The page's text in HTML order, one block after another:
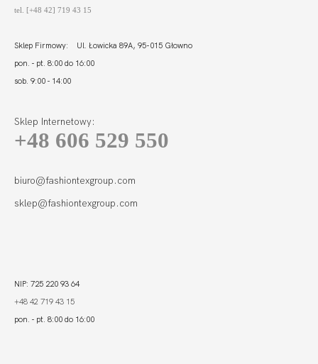
QUEEN FIGI
tel. [+48 42] 719 43 15
Sklep Firmowy: Ul. Łowicka 89A, 95-015 Głowno
pon. - pt. 8:00 do 16:00
sob. 9:00 - 14:00
Sklep Internetowy:
+48 606 529 550
biuro@fashiontexgroup.com
sklep@fashiontexgroup.com
NIP: 725 220 93 64
+48 42 719 43 15
pon. - pt. 8:00 do 16:00